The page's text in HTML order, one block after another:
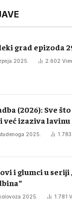
grad epizoda
2025. 2.602
(2026): Sve
već izaziva
2025. 1.783
i glumci u seriji
2025. 1.781